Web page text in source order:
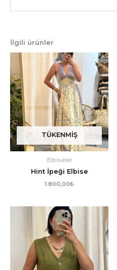
İlgili ürünler
TÜKENMIŞ
Elbiseler
Hint İpeği Elbise
1.800,00₺